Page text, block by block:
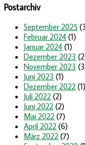
Postarchiv
September 2025
Februar 2024 (1)
Januar 2024 (1)
Dezember 2023
November 2023
Juni 2023 (1)
Dezember 2022 (1)
Juli 2022 (2)
Juni 2022 (2)
Mai 2022 (7)
April 2022 (6)
März 2022 (7)